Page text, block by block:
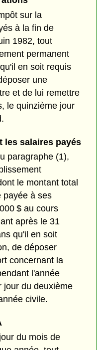
sur la
à la fin de
1982, tout
permanent
en soit requis
une
et de lui remettre
le quinzième jour
les salaires payés
paragraphe (1),
le montant total
payée à ses
$ au cours
après le 31
qu'il en soit
de déposer
concernant la
l'année
jour du deuxième
civile.
du mois de